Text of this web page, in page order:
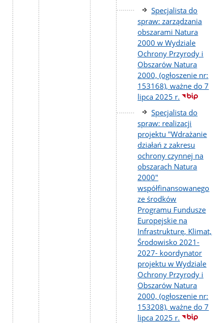
Specjalista do
spraw: zarządzania
obszarami Natura
2000 w Wydziale
Ochrony Przyrody i
Obszarów Natura
2000, (ogłoszenie nr:
153168), ważne do 7
lipca 2025 r.
Specjalista do
spraw: realizacji
projektu "Wdrażanie
działań z zakresu
ochrony czynnej na
obszarach Natura
2000"
współfinansowanego
ze środków
Programu Fundusze
Europejskie na
Infrastrukturę, Klimat,
Środowisko 2021-
2027- koordynator
projektu w Wydziale
Ochrony Przyrody i
Obszarów Natura
2000, (ogłoszenie nr:
153208), ważne do 7
lipca 2025 r.